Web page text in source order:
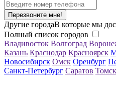
Перезвоните мне!
Другие городаВ которые мы
Полный список городов
Владивосток Волгоград
Казань Краснодар Красноярск
Новосибирск Омск Оренбург
Санкт-Петербург Саратов Томск